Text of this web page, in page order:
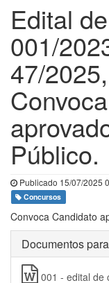
Edital
001/
47/
Público.
Publicado 15/07/2025
Concursos
Convoca Candidato
Documentos
001 - edital de